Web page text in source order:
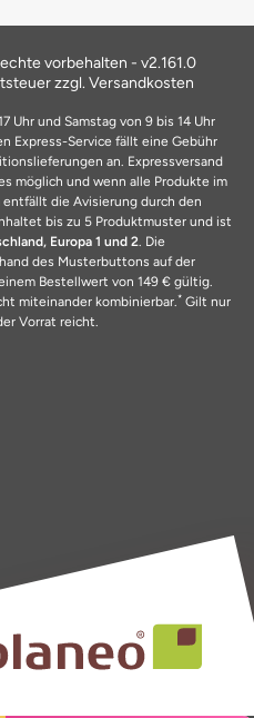
vorbehalten - v2.161.0
zzgl. Versandkosten
Uhr und Samstag von 9 bis 14 Uhr
Express-Service fällt eine Gebühr
an. Expressversand
möglich und wenn alle Produkte im
die Avisierung durch den
bis zu 5 Produktmuster und ist
Europa 1 und 2. Die
des Musterbuttons auf der
Bestellwert von 149 € gültig.
miteinander kombinierbar.* Gilt nur
Vorrat reicht.